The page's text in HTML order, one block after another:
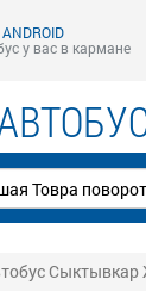
у вас в кармане